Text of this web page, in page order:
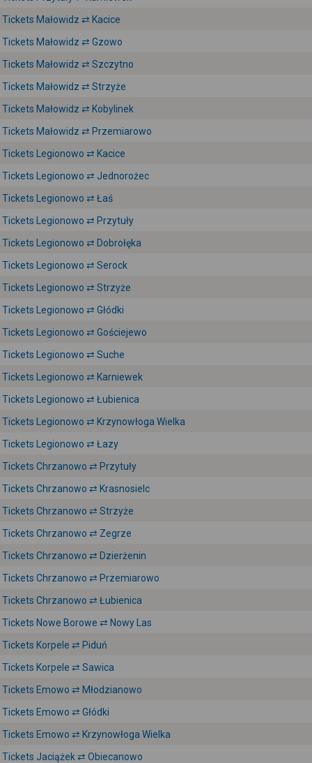
Tickets Małowidz ⇄ Kacice
Tickets Małowidz ⇄ Gzowo
Tickets Małowidz ⇄ Szczytno
Tickets Małowidz ⇄ Strzyże
Tickets Małowidz ⇄ Kobylinek
Tickets Małowidz ⇄ Przemiarowo
Tickets Legionowo ⇄ Kacice
Tickets Legionowo ⇄ Jednorożec
Tickets Legionowo ⇄ Łaś
Tickets Legionowo ⇄ Przytuły
Tickets Legionowo ⇄ Dobrołęka
Tickets Legionowo ⇄ Serock
Tickets Legionowo ⇄ Strzyże
Tickets Legionowo ⇄ Głódki
Tickets Legionowo ⇄ Gościejewo
Tickets Legionowo ⇄ Suche
Tickets Legionowo ⇄ Karniewek
Tickets Legionowo ⇄ Łubienica
Tickets Legionowo ⇄ Krzynowłoga Wielka
Tickets Legionowo ⇄ Łazy
Tickets Chrzanowo ⇄ Przytuły
Tickets Chrzanowo ⇄ Krasnosielc
Tickets Chrzanowo ⇄ Strzyże
Tickets Chrzanowo ⇄ Zegrze
Tickets Chrzanowo ⇄ Dzierżenin
Tickets Chrzanowo ⇄ Przemiarowo
Tickets Chrzanowo ⇄ Łubienica
Tickets Nowe Borowe ⇄ Nowy Las
Tickets Korpele ⇄ Piduń
Tickets Korpele ⇄ Sawica
Tickets Emowo ⇄ Młodzianowo
Tickets Emowo ⇄ Głódki
Tickets Emowo ⇄ Krzynowłoga Wielka
Tickets Jaciążek ⇄ Obiecanowo